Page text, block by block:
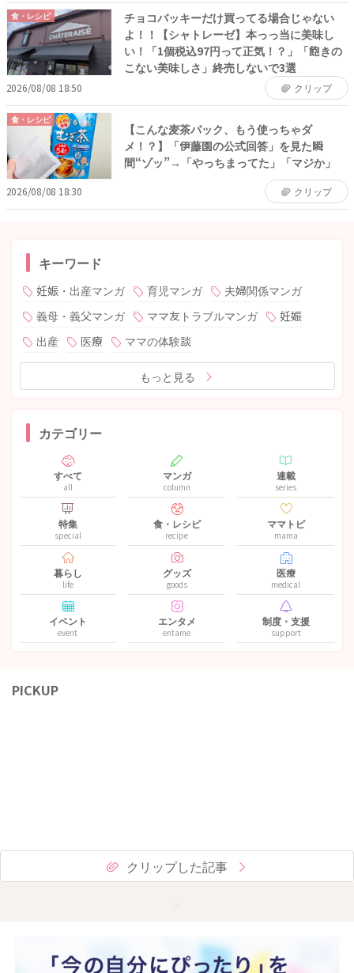
食・レシピ
チョコバッキーだけ買ってる場合じゃない
よ！！【シャトレーゼ】本っっ当に美味し
い！「1個税込97円って正気！？」「飽きの
こない美味しさ」終売しないで3選
2026/08/08 18:50 クリップ
食・レシピ
【こんな麦茶パック、もう使っちゃダ
メ！？】「伊藤園の公式回答」を見た瞬
間“ゾッ”→「やっちまってた」「マジか」
2026/08/08 18:30 クリップ
キーワード
妊娠・出産マンガ 育児マンガ
夫婦関係マンガ
義母・義父マンガ
ママ友トラブルマンガ
妊娠
出産
医療 ママの体験談
もっと見る
カテゴリー
すべて
all
マンガ
column
連載
series
特集
special
食・レシピ
recipe
ママトピ
mama
暮らし
life
グッズ
goods
医療
medical
イベント
event
エンタメ
entame
制度・支援
support
PICKUP
クリップした記事